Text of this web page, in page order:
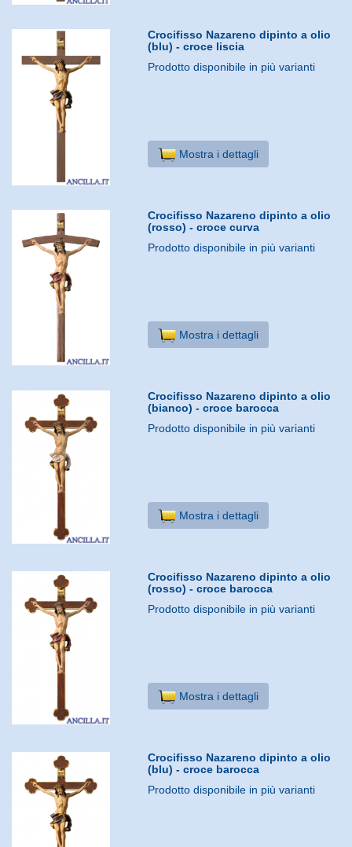
Crocifisso Nazareno dipinto a olio
(blu) - croce liscia
Prodotto disponibile in più varianti
Mostra i dettagli
Crocifisso Nazareno dipinto a olio
(rosso) - croce curva
Prodotto disponibile in più varianti
Mostra i dettagli
Crocifisso Nazareno dipinto a olio
(bianco) - croce barocca
Prodotto disponibile in più varianti
Mostra i dettagli
Crocifisso Nazareno dipinto a olio
(rosso) - croce barocca
Prodotto disponibile in più varianti
Mostra i dettagli
Crocifisso Nazareno dipinto a olio
(blu) - croce barocca
Prodotto disponibile in più varianti